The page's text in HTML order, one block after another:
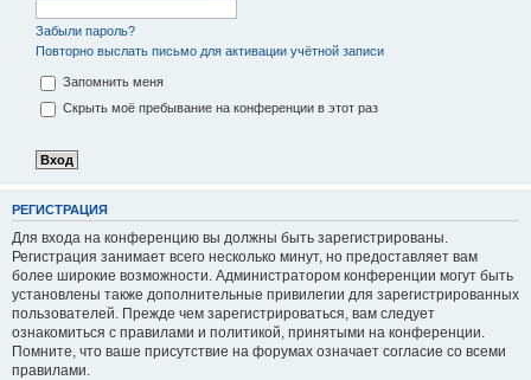
Забыли пароль?
Повторно выслать письмо для активации учётной записи
Запомнить меня
Скрыть моё пребывание на конференции в этот раз
РЕГИСТРАЦИЯ
Для входа на конференцию вы должны быть зарегистрированы.
Регистрация занимает всего несколько минут, но предоставляет вам
более широкие возможности. Администратором конференции могут быть
установлены также дополнительные привилегии для зарегистрированных
пользователей. Прежде чем зарегистрироваться, вам следует
ознакомиться с правилами и политикой, принятыми на конференции.
Помните, что ваше присутствие на форумах означает согласие со всеми
правилами.